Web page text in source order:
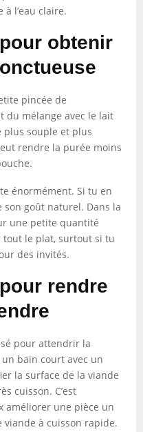
l’eau claire.
obtenir
pincée de
du mélange avec le lait
souple et plus
rendre la purée moins
énormément. Si tu en
goût naturel. Dans la
une petite quantité
tout le plat, surtout si tu
des invités.
rendre
pour attendrir la
bain court avec un
la surface de la viande
cuisson. C’est
améliorer une pièce un
à cuisson rapide.